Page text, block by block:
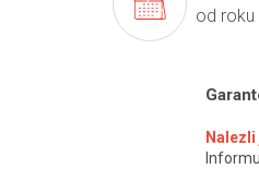
od roku